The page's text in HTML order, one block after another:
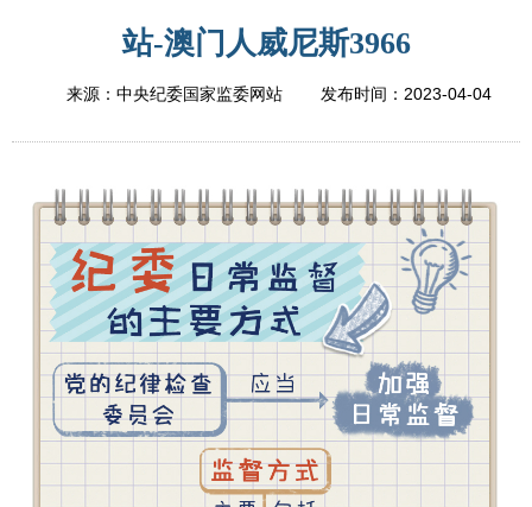
站-澳门人威尼斯3966
来源：中央纪委国家监委网站 发布时间： 2023-04-04